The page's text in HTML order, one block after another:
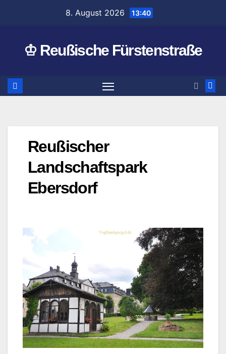
8. August 2026 13:40
♔ Reußische Fürstenstraße
Reußischer
Landschaftspark
Ebersdorf